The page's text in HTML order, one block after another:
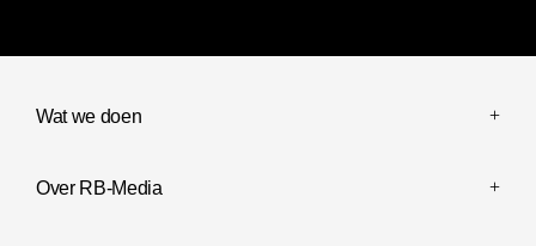
Wat we doen
Over RB-Media